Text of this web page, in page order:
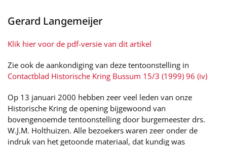
Gerard Langemeijer
Klik hier voor de pdf-versie van dit artikel
Zie ook de aankondiging van deze tentoonstelling in
Contactblad Historische Kring Bussum 15/3 (1999) 96 (iv)
Op 13 januari 2000 hebben zeer veel leden van onze
Historische Kring de opening bijgewoond van
bovengenoemde tentoonstelling door burgemeester drs.
W.J.M. Holthuizen. Alle bezoekers waren zeer onder de
indruk van het getoonde materiaal, dat kundig was